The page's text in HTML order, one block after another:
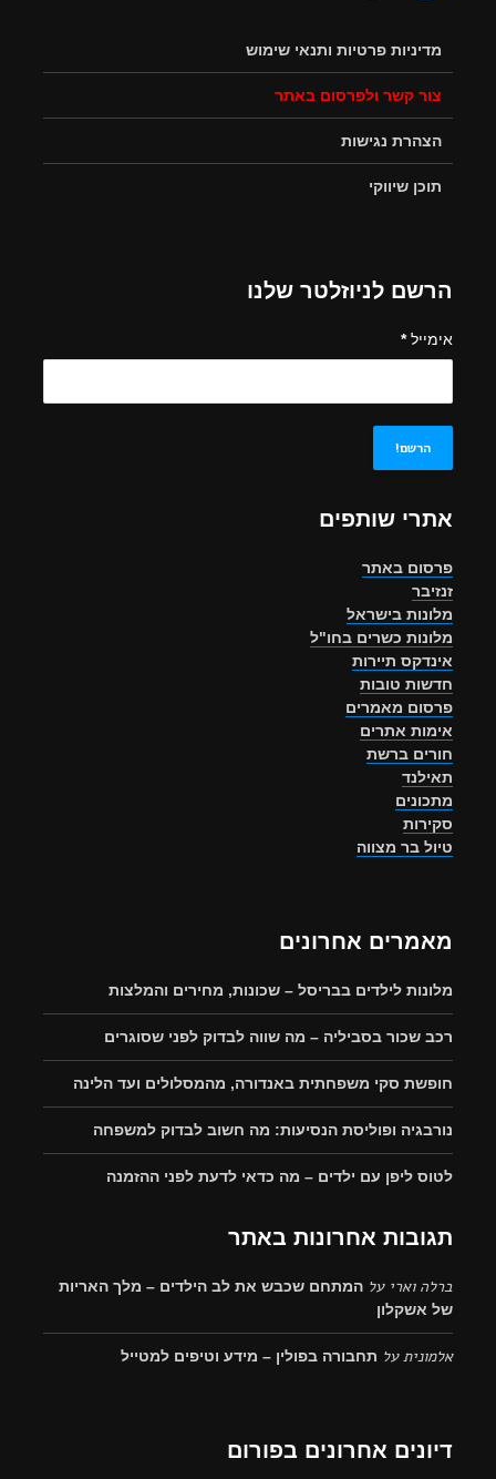
מדיניות פרטיות ותנאי שימוש
צור קשר ולפרסום באתר
הצהרת נגישות
תוכן שיווקי
הרשם לניוזלטר שלנו
אימייל*
אתרי שותפים
פרסום באתר
זנזיבר
מלונות בישראל
מלונות כשרים בחו"ל
אינדקס תיירות
חדשות טובות
פרסום מאמרים
אימות אתרים
חורים ברשת
תאילנד
מתכונים
סקירות
טיול בר מצווה
מאמרים אחרונים
מלונות לילדים בבריסל – שכונות, מחירים והמלצות
רכב שכור בסביליה – מה שווה לבדוק לפני שסוגרים
חופשת סקי משפחתית באנדורה, מהמסלולים ועד הלינה
נורבגיה ופוליסת הנסיעות: מה חשוב לבדוק למשפחה
לטוס ליפן עם ילדים – מה כדאי לדעת לפני ההזמנה
תגובות אחרונות באתר
ברלה וארי על המתחם שכבש את לב הילדים – מלך האריות
של אשקלון
אלמוניתעל תחבורה בפולין – מידע וטיפים למטייל
דיונים אחרונים בפורום